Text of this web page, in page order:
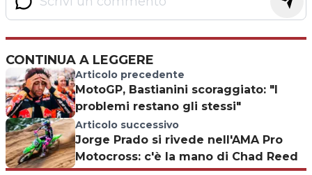
CONTINUA A LEGGERE
Articolo precedente
MotoGP, Bastianini scoraggiato: "I
problemi restano gli stessi"
Articolo successivo
Jorge Prado si rivede nell'AMA Pro
Motocross: c'è la mano di Chad Reed